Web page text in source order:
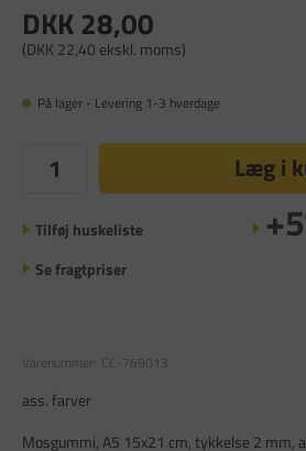
DKK 28,00
(DKK 22,40 ekskl. moms)
På lager - Levering 1-3 hverdage
Læg i
Tilføj huskeliste
Se fragtpriser
Varenummer: CC-769013
ass. farver
Mosgummi, A5 15x21 cm, tykkelse 2 mm,